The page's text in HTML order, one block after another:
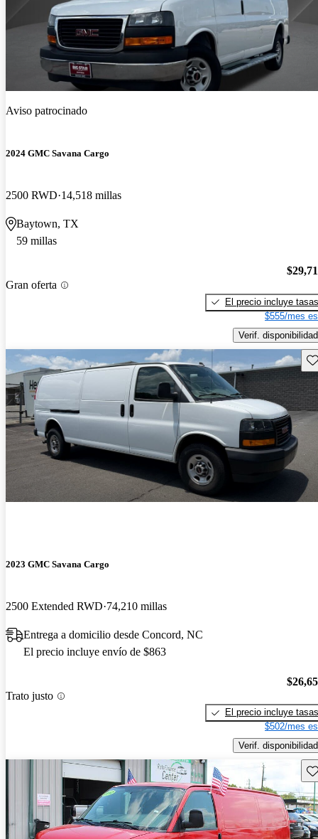
Aviso patrocinado
2024 GMC Savana Cargo
2500 RWD 14,518 millas
Baytown, TX
59 millas
Gran oferta
El precio incluye tasas
$555/mes
Verif. disponibilidad
2023 GMC Savana Cargo
2500 Extended RWD 74,210 millas
Entrega a domicilio desde Concord, NC
El precio incluye envío de $863
Trato justo
El precio incluye tasas
$502/mes
Verif. disponibilidad